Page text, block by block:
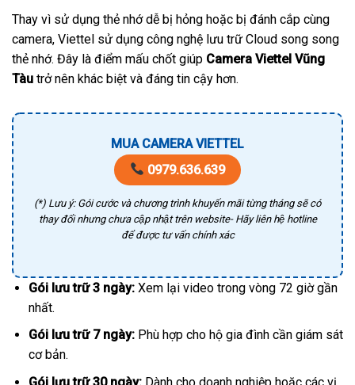
Thay vì sử dụng thẻ nhớ dễ bị hỏng hoặc bị đánh cắp cùng
camera, Viettel sử dụng công nghệ lưu trữ Cloud song song
thẻ nhớ. Đây là điểm mấu chốt giúp Camera Viettel Vũng
Tàu trở nên khác biệt và đáng tin cậy hơn.
MUA CAMERA VIETTEL
0979.636.639
(*) Lưu ý: Gói cước và chương trình khuyến mãi từng tháng sẽ có
thay đổi nhưng chưa cập nhật trên website- Hãy liên hệ hotline
để được tư vấn chính xác
Gói lưu trữ 3 ngày:Xem lại video trong vòng 72 giờ gần
nhất.
Gói lưu trữ 7 ngày:Phù hợp cho hộ gia đình cần giám sát
cơ bản.